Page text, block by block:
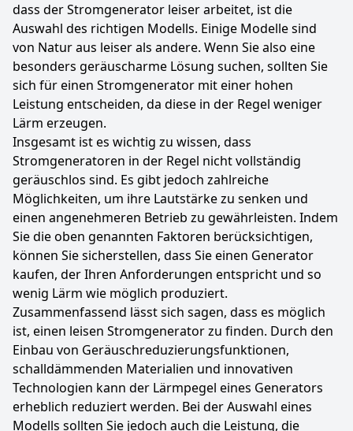
dass der Stromgenerator leiser arbeitet, ist die
Auswahl des richtigen Modells. Einige Modelle sind
von Natur aus leiser als andere. Wenn Sie also eine
besonders geräuscharme Lösung suchen, sollten Sie
sich für einen Stromgenerator mit einer hohen
Leistung entscheiden, da diese in der Regel weniger
Lärm erzeugen.
Insgesamt ist es wichtig zu wissen, dass
Stromgeneratoren in der Regel nicht vollständig
geräuschlos sind. Es gibt jedoch zahlreiche
Möglichkeiten, um ihre Lautstärke zu senken und
einen angenehmeren Betrieb zu gewährleisten. Indem
Sie die oben genannten Faktoren berücksichtigen,
können Sie sicherstellen, dass Sie einen Generator
kaufen, der Ihren Anforderungen entspricht und so
wenig Lärm wie möglich produziert.
Zusammenfassend lässt sich sagen, dass es möglich
ist, einen leisen Stromgenerator zu finden. Durch den
Einbau von Geräuschreduzierungsfunktionen,
schalldämmenden Materialien und innovativen
Technologien kann der Lärmpegel eines Generators
erheblich reduziert werden. Bei der Auswahl eines
Modells sollten Sie jedoch auch die Leistung, die